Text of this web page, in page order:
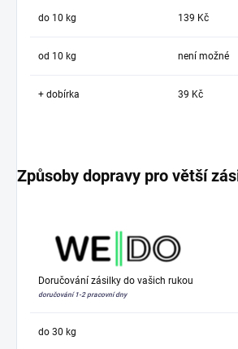
do 10 kg 139 Kč
od 10 kg není možné
+ dobírka 39 Kč
Způsoby dopravy pro větší
Doručování zásilky do vašich rukou
doručování 1-2 pracovní dny
do 30 kg